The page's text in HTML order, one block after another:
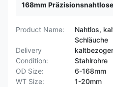
168mm
Product Name:
Nahtlos,
Schläuche
Delivery
Condition:
Stahlrohre
OD Size:
6-168mm
WT Size:
1-20mm